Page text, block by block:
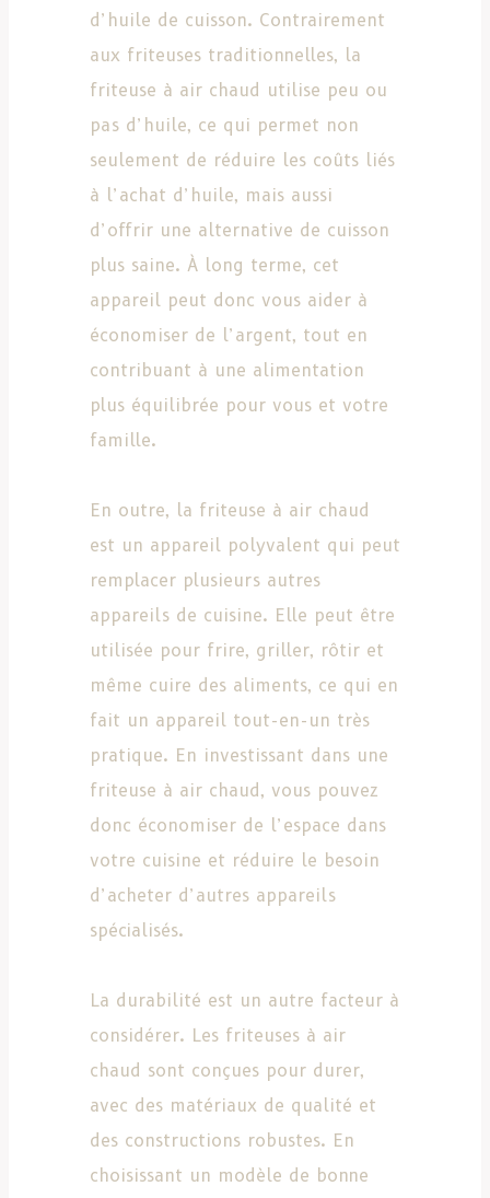
d’huile de cuisson. Contrairement
aux friteuses traditionnelles, la
friteuse à air chaud utilise peu ou
pas d’huile, ce qui permet non
seulement de réduire les coûts liés
à l’achat d’huile, mais aussi
d’offrir une alternative de cuisson
plus saine. À long terme, cet
appareil peut donc vous aider à
économiser de l’argent, tout en
contribuant à une alimentation
plus équilibrée pour vous et votre
famille.
En outre, la friteuse à air chaud
est un appareil polyvalent qui peut
remplacer plusieurs autres
appareils de cuisine. Elle peut être
utilisée pour frire, griller, rôtir et
même cuire des aliments, ce qui en
fait un appareil tout-en-un très
pratique. En investissant dans une
friteuse à air chaud, vous pouvez
donc économiser de l’espace dans
votre cuisine et réduire le besoin
d’acheter d’autres appareils
spécialisés.
La durabilité est un autre facteur à
considérer. Les friteuses à air
chaud sont conçues pour durer,
avec des matériaux de qualité et
des constructions robustes. En
choisissant un modèle de bonne